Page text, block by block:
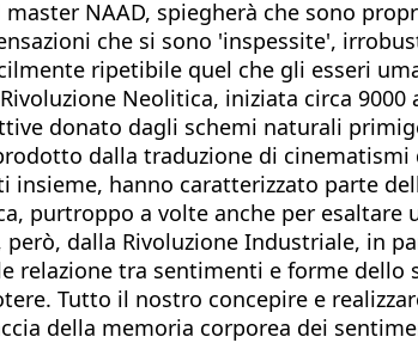
NAAD, spiegherà che sono
che si sono 'inspessite',
ripetibile quel che gli esseri
Neolitica, iniziata circa
donato dagli schemi naturali
dalla traduzione di
hanno caratterizzato parte
purtroppo a volte anche per
dalla Rivoluzione Industriale, in
relazione tra sentimenti e forme
Tutto il nostro concepire e
della memoria corporea dei